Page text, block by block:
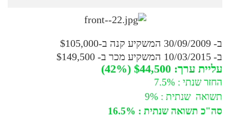
ב- 30/09/2009 המשקיע קנה ב-$105,000
ב- 10/03/2015 המשקיע מכר ב- $149,500
עליית ערך: $44,500 (42%)
החזר שנתי : 7.5%
תשואה שנתית : 9%
סה"כ תשואה שנתית : 16.5%